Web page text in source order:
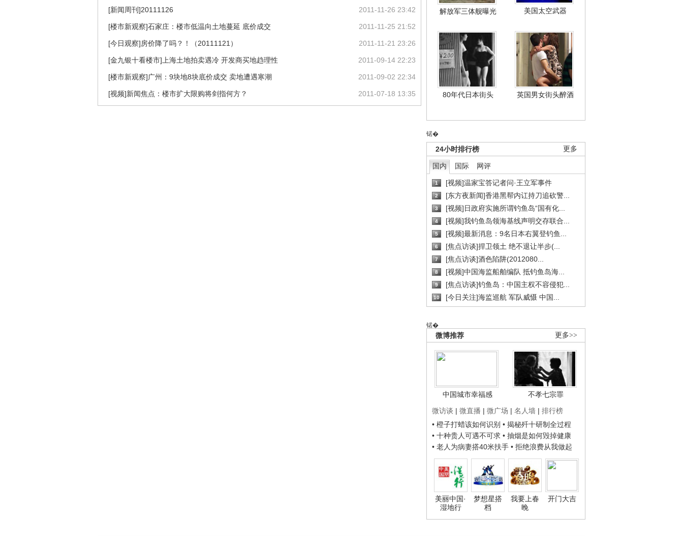
解放军三体舰曝光 美国太空武器
80年代日本街头 英国男女街头醉酒
锘�
更多
24小时排行榜
国内 国际 网评
1 [视频]温家宝答记者问·王立军事件
2 [东方夜新闻]香港黑帮内讧持刀追砍警...
3 [视频]日政府实施所谓钓鱼岛“国有化...
4 [视频]我钓鱼岛领海基线声明交存联合...
5 [视频]最新消息：9名日本右翼登钓鱼...
6 [焦点访谈]捍卫领土 绝不退让半步(...
7 [焦点访谈]酒色陷阱(2012080...
8 [视频]中国海监船舶编队 抵钓鱼岛海...
9 [焦点访谈]钓鱼岛：中国主权不容侵犯...
10 [今日关注]海监巡航 军队威慑 中国...
锘�
更多>>
微博推荐
中国城市幸福感
不孝七宗罪
微访谈 | 微直播 | 微广场 | 名人墙 | 排行榜
• 橙子打蜡该如何识别 • 揭秘歼十研制全过程
• 十种贵人可遇不可求 • 抽烟是如何毁掉健康
• 老人为病妻搭40米扶手 • 拒绝浪费从我做起
美丽中国·
湿地行
梦想星搭
档
我要上春
晚
开门大吉
2011-11-26 23:42
[新闻周刊]20111126
2011-11-25 21:52
[楼市新观察]石家庄：楼市低温向土地蔓延 底价成交
2011-11-21 23:26
[今日观察]房价降了吗？！（20111121）
2011-09-14 22:23
[金九银十看楼市]上海土地拍卖遇冷 开发商买地趋理性
2011-09-02 22:34
[楼市新观察]广州：9块地8块底价成交 卖地遭遇寒潮
2011-07-18 13:35
[视频]新闻焦点：楼市扩大限购将剑指何方？